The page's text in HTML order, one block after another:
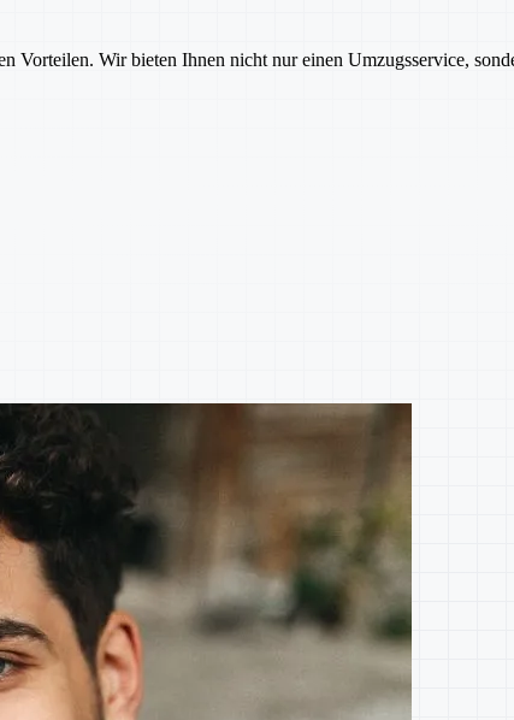
Vorteilen. Wir bieten Ihnen nicht nur einen Umzugsservice,